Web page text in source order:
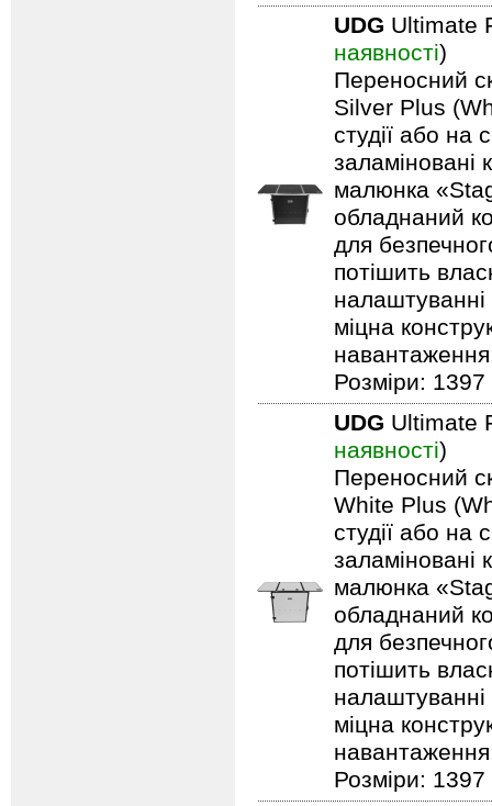
UDG Ultimate
наявності)
Переносний
Silver Plus
студії або на
заламіновані
малюнка
обладнаний
для
потішить
міцна
Розміри:
UDG Ultimate
наявності)
Переносний
White Plus
студії або на
заламіновані
малюнка
обладнаний
для
потішить
міцна
Розміри: